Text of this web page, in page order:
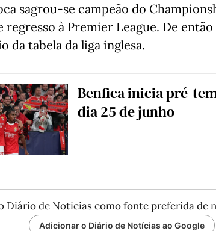
sagrou-se campeão do
regresso à Premier League. De
da tabela da liga inglesa.
Benfica inicia pré-
dia 25 de junho
Diário de Notícias como fonte preferida de
Adicionar o Diário de Notícias ao Google